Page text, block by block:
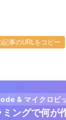
記事のURLをコピー
& マイクロビ
ングで何が